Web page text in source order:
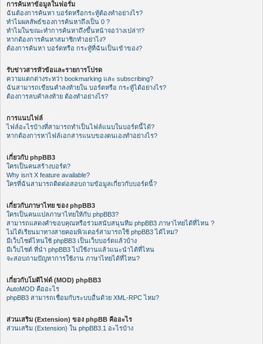
การค้นหาข้อมูลในฟอรั่ม
ฉันต้องการค้นหา บอร์ดหรือกระทู้ต้องทำอย่างไร?
ทำไมผลลัพธ์ของการค้นหาถึงเป็น 0 ?
ทำไมในขณะทำการค้นหาถึงขึ้นหน้าจอว่างเปล่า!?
หากต้องการค้นหาสมาชิกทำอย่าไง?
ต้องการค้นหา บอร์ดหรือ กระทู้ที่ฉันเป็นเข้าของ?
รับข่าวสารหัวข้อและรายการโปรด
ความแตกต่างระหว่า bookmarking และ subscribing?
ฉันสามารถเขียนคำลงท้ายใน บอร์ดหรือ กระทู้ได้อย่างไร?
ต้องการลบคำลงท้าย ต้องทำอย่างไร?
การแนบไฟล์
ไฟล์อะไรบ้างที่สามารถทำเป็นไฟล์แนบในบอร์ดนี้ได้?
หากต้องการหาไฟล์เอกสารแนบของตนเองทำอย่างไร?
เกี่ยวกับ phpBB3
ใครเป็นคนสร้างบอร์ด?
Why isn’t X feature available?
ใครที่ฉันสามารถติดต่อสอบถามข้อมูลเกี่ยวกับบอร์ดนี้?
เกี่ยวกับภาษาไทย ของ phpBB3
ใครเป็นคนแปลภาษาไทยให้กับ phpBB3?
สามารถแสดงคำขอบคุณหรือร่วมสนับสนุนทีม phpBB3 ภาษาไทยได้ที่ไหน ?
ไม่ได้เรียนมาทางสายคอมพิวเตอร์สามารถใช้ phpBB3 ได้ไหม?
มีเว็บไซต์ไหนใช้ phpBB3 เป็นเว็บบอร์ดแล้วบ้าง
มีเว็บไซต์ ที่นำ phpBB3 ไปใช้งานแล้วแนะนำได้ที่ไหน
จะสอบถามปัญหาการใช้งาน ภาษาไทยได้ที่ไหน?
เกี่ยวกับโมดิไฟด์ (MOD) phpBB3
AutoMOD คืออะไร
phpBB3 สามารถเชื่อมกับระบบอื่นด้วย XML-RPC ไหม?
ส่วนเสริม (Extension) ของ phpBB คืออะไร
ส่วนเสริม (Extension) ใน phpBB3.1 อะไรบ้าง